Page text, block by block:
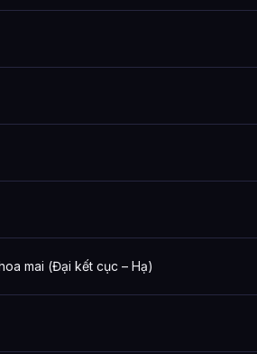
mai (Đại kết cục – Hạ)